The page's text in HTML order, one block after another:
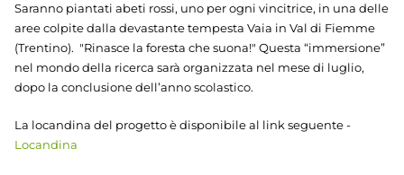
Saranno piantati abeti rossi, uno per ogni vincitrice, in una delle
aree colpite dalla devastante tempesta Vaia in Val di Fiemme
(Trentino). "Rinasce la foresta che suona!" Questa “immersione”
nel mondo della ricerca sarà organizzata nel mese di luglio,
dopo la conclusione dell’anno scolastico.
La locandina del progetto è disponibile al link seguente -
Locandina